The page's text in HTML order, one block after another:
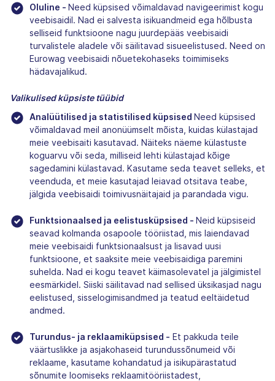
Oluline - Need küpsised võimaldavad navigeerimist kogu
veebisaidil. Nad ei salvesta isikuandmeid ega hõlbusta
selliseid funktsioone nagu juurdepääs veebisaidi
turvalistele aladele või säilitavad sisueelistused. Need on
Eurowag veebisaidi nõuetekohaseks toimimiseks
hädavajalikud.
Valikulised küpsiste tüübid
Analüütilised ja statistilised küpsised Need küpsised
võimaldavad meil anonüümselt mõista, kuidas külastajad
meie veebisaiti kasutavad. Näiteks näeme külastuste
koguarvu või seda, milliseid lehti külastajad kõige
sagedamini külastavad. Kasutame seda teavet selleks, et
veenduda, et meie kasutajad leiavad otsitava teabe,
jälgida veebisaidi toimivusnäitajaid ja parandada vigu.
Funktsionaalsed ja eelistusküpsised - Neid küpsiseid
seavad kolmanda osapoole tööriistad, mis laiendavad
meie veebisaidi funktsionaalsust ja lisavad uusi
funktsioone, et saaksite meie veebisaidiga paremini
suhelda. Nad ei kogu teavet käimasolevatel ja jälgimistel
eesmärkidel. Siiski säilitavad nad sellised üksikasjad nagu
eelistused, sisselogimisandmed ja teatud eeltäidetud
andmed.
Turundus- ja reklaamiküpsised - Et pakkuda teile
väärtuslikke ja asjakohaseid turundussõnumeid või
reklaame, kasutame kohandatud ja isikupärastatud
sõnumite loomiseks reklaamitööriistadest,